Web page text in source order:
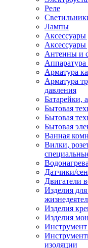
Реле
Лампы
Аксессуары
Антенны и
Арматура
Арматура
давления
Батарейки,
Бытовая
Бытовая
Бытовая
Ванная
Вилки,
Датчики/
Двигатели
Изделия
Изделия
Изделия
изоляции